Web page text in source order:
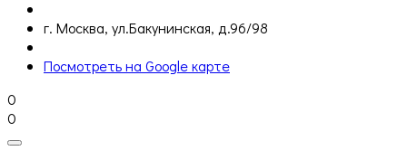
г. Москва, ул.Бакунинская, д.96/98
Посмотреть на Google карте
0
0